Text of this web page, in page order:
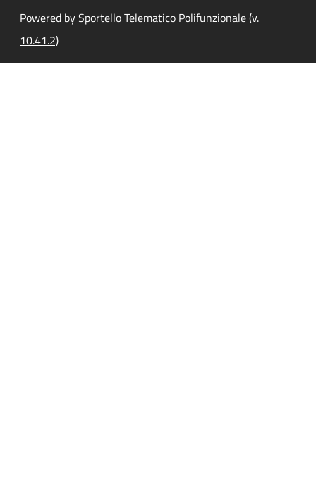
Powered by Sportello Telematico Polifunzionale (v.
10.41.2)